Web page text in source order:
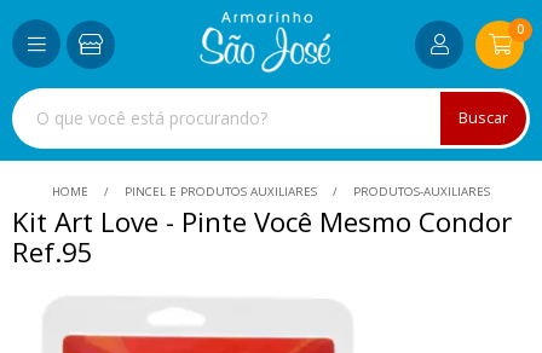
Buscar
0
HOME PINCEL E PRODUTOS AUXILIARES PRODUTOS-AUXILIARES
Kit Art Love - Pinte Você Mesmo Condor
Ref.95